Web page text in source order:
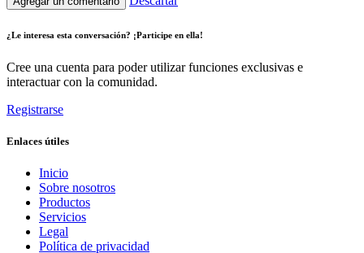
¿Le interesa esta conversación? ¡Participe en ella!
Cree una cuenta para poder utilizar funciones exclusivas e
interactuar con la comunidad.
Registrarse
Enlaces útiles
Inicio
Sobre nosotros
Productos
Servicios
Legal
Política de privacidad